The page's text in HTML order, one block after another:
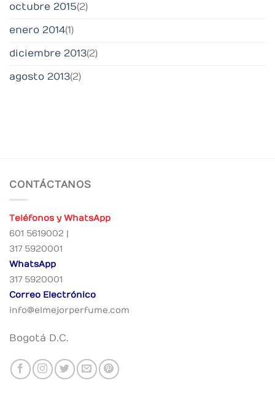
octubre 2015(2)
enero 2014(1)
diciembre 2013(2)
agosto 2013(2)
CONTÁCTANOS
Teléfonos y WhatsApp
601 5619002 |
317 5920001
WhatsApp
317 5920001
Correo Electrónico
info@elmejorperfume.com
Bogotá D.C.